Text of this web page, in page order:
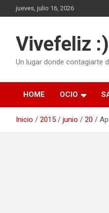
Saltar
al
jueves, julio 16, 2026
Vivefeliz :)
Un lugar donde contagiarte
HOME OCIO
Inicio 2015 junio 20